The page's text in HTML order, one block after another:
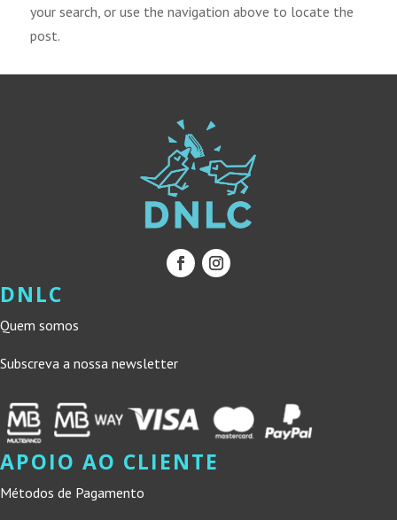
your search, or use the navigation above to locate the
post.
DNLC
Quem somos
Subscreva a nossa newsletter
APOIO AO CLIENTE
Métodos de Pagamento